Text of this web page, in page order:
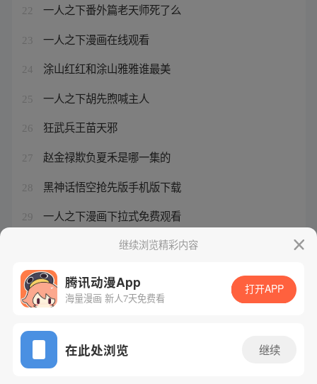
22 一人之下番外篇老天师死了么
23 一人之下漫画在线观看
24 涂山红红和涂山雅雅谁最美
25 一人之下胡先煦喊主人
26 狂武兵王苗天邪
27 赵金禄欺负夏禾是哪一集的
28 黑神话悟空抢先版手机版下载
29 一人之下漫画下拉式免费观看
继续浏览精彩内容
腾讯动漫App
海量漫画 新人7天免费看
打开APP
在此处浏览 继续
网站备案/许可证号：粤B2-20090059-5
Copyright©1998 - 2026 Tencent. All Rights Reserved